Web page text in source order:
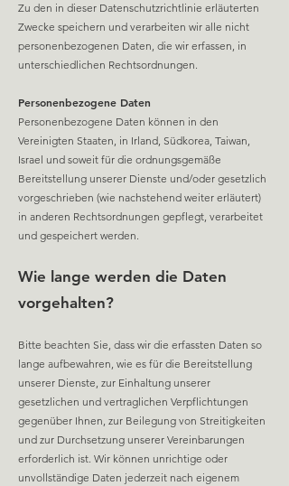
Zu den in dieser Datenschutzrichtlinie erläuterten
Zwecke speichern und verarbeiten wir alle nicht
personenbezogenen Daten, die wir erfassen, in
unterschiedlichen Rechtsordnungen.
Personenbezogene Daten
Personenbezogene Daten können in den
Vereinigten Staaten, in Irland, Südkorea, Taiwan,
Israel und soweit für die ordnungsgemäße
Bereitstellung unserer Dienste und/oder gesetzlich
vorgeschrieben (wie nachstehend weiter erläutert)
in anderen Rechtsordnungen gepflegt, verarbeitet
und gespeichert werden.
Wie lange werden die Daten
vorgehalten?
Bitte beachten Sie, dass wir die erfassten Daten so
lange aufbewahren, wie es für die Bereitstellung
unserer Dienste, zur Einhaltung unserer
gesetzlichen und vertraglichen Verpflichtungen
gegenüber Ihnen, zur Beilegung von Streitigkeiten
und zur Durchsetzung unserer Vereinbarungen
erforderlich ist. Wir können unrichtige oder
unvollständige Daten jederzeit nach eigenem